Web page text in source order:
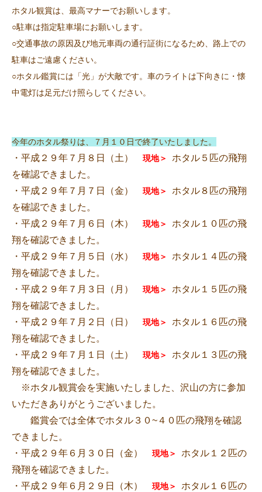
ホタル観賞は、最高マナーでお願いします。
○駐車は指定駐車場にお願いします。
○交通事故の原因及び地元車両の通行証街になるため、路上での
駐車はご遠慮ください。
○ホタル鑑賞には「光」が大敵です。車のライトは下向きに・懐
中電灯は足元だけ照らしてください。
今年のホタル祭りは、７月１０日で終了いたしました。
・平成２９年７月８日（土） 現地＞ ホタル５匹の飛翔
を確認できました。
・平成２９年７月７日（金） 現地＞ ホタル８匹の飛翔
を確認できました。
・平成２９年７月６日（木） 現地＞ ホタル１０匹の飛
翔を確認できました。
・平成２９年７月５日（水） 現地＞ ホタル１４匹の飛
翔を確認できました。
・平成２９年７月３日（月） 現地＞ ホタル１５匹の飛
翔を確認できました。
・平成２９年７月２日（日） 現地＞ ホタル１６匹の飛
翔を確認できました。
・平成２９年７月１日（土） 現地＞ ホタル１３匹の飛
翔を確認できました。
※ホタル観賞会を実施いたしました、沢山の方に参加
いただきありがとうございました。
鑑賞会では全体でホタル３０~４０匹の飛翔を確認
できました。
・平成２９年６月３０日（金） 現地＞ ホタル１２匹の
飛翔を確認できました。
・平成２９年６月２９日（木） 現地＞ ホタル１６匹の